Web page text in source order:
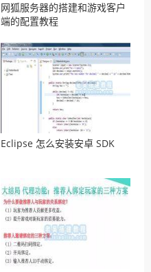
网狐服务器的搭建和游戏客户
端的配置教程
Eclipse 怎么安装安卓 SDK